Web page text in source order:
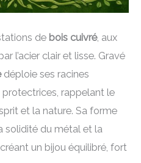
de bois cuivré, aux
l’acier clair et lisse. Gravé
déploie ses racines
rappelant le
et la nature. Sa forme
solidité du métal et la
un bijou équilibré, fort